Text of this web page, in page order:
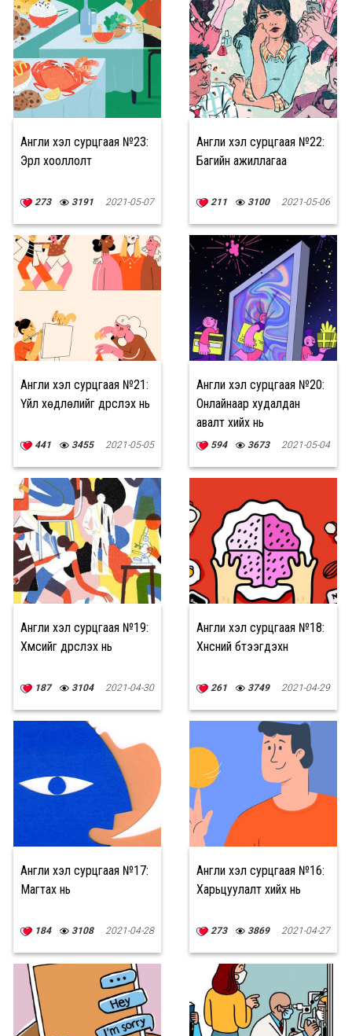
Англи хэл сурцгаая №23:
Эрүүл хооллолт
273 3191 2021-05-07
Англи хэл сурцгаая №22:
Багийн ажиллагаа
211 3100 2021-05-06
Англи хэл сурцгаая №21:
Үйл хөдлөлийг дүрслэх нь
441 3455 2021-05-05
Англи хэл сурцгаая №20:
Онлайнаар худалдан
авалт хийх нь
594 3673 2021-05-04
Англи хэл сурцгаая №19:
Хүмүүсийг дүрслэх нь
187 3104 2021-04-30
Англи хэл сурцгаая №18:
Хүнсний бүтээгдэхүүн
261 3749 2021-04-29
Англи хэл сурцгаая №17:
Магтах нь
184 3108 2021-04-28
Англи хэл сурцгаая №16:
Харьцуулалт хийх нь
273 3869 2021-04-27